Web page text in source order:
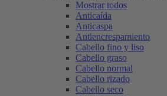
Mostrar todos
Anticaída
Anticaspa
Antiencrespamiento
Cabello fino y liso
Cabello graso
Cabello normal
Cabello rizado
Cabello seco